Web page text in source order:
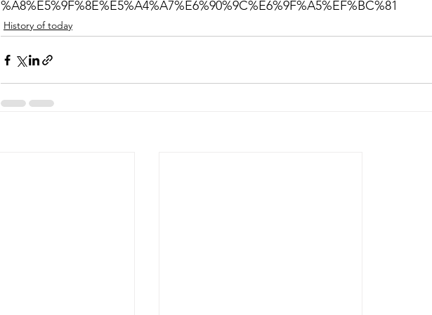
%A8%E5%9F%8E%E5%A4%A7%E6%90%9C%E6%9F%A5%EF%BC%81
History of today